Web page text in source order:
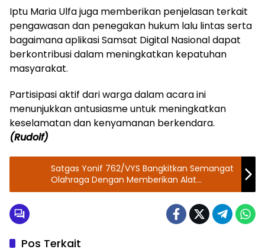
Iptu Maria Ulfa juga memberikan penjelasan terkait
pengawasan dan penegakan hukum lalu lintas serta
bagaimana aplikasi Samsat Digital Nasional dapat
berkontribusi dalam meningkatkan kepatuhan
masyarakat.
Partisipasi aktif dari warga dalam acara ini
menunjukkan antusiasme untuk meningkatkan
keselamatan dan kenyamanan berkendara.
(Rudolf)
Satgas Yonif 762/VYS Bangkitkan Semangat
Olahraga Dengan Memberikan Alat
Olahraga Kepada Pemuda-Pemudi di Distrik
Pos Terkait
Walikota Jakarta Pusat